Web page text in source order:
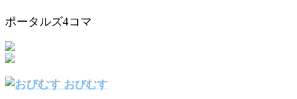
ポータルズ4コマ
おびむす